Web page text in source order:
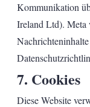
Kommunikation
Ireland Ltd). Meta
7. Cookies
Diese Website